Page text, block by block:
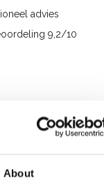
About
advies
9,2/10